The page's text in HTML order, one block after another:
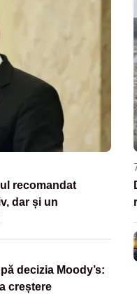
recomandat
dar și un
decizia Moody’s:
creștere